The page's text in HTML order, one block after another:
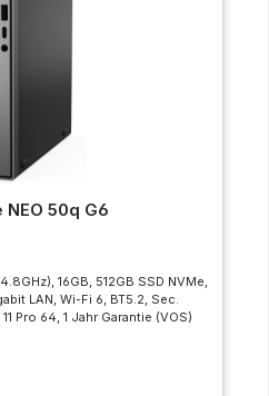
50q G6
16GB, 512GB SSD NVMe,
LAN, Wi-Fi 6, BT5.2, Sec.
Pro 64, 1 Jahr Garantie (VOS)